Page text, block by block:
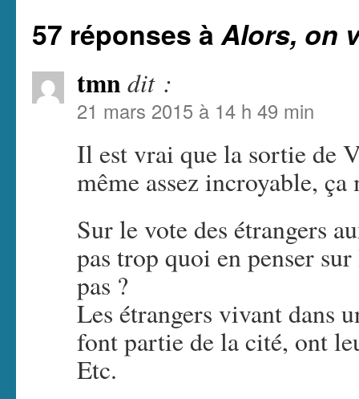
57 réponses àAlors, on
tmn dit :
21 mars 2015 à 14 h 49 min
Il est vrai que la sortie de
même assez incroyable,
Sur le vote des étrangers
pas trop quoi en penser
pas ?
Les étrangers vivant dans
font partie de la cité, ont
Etc.